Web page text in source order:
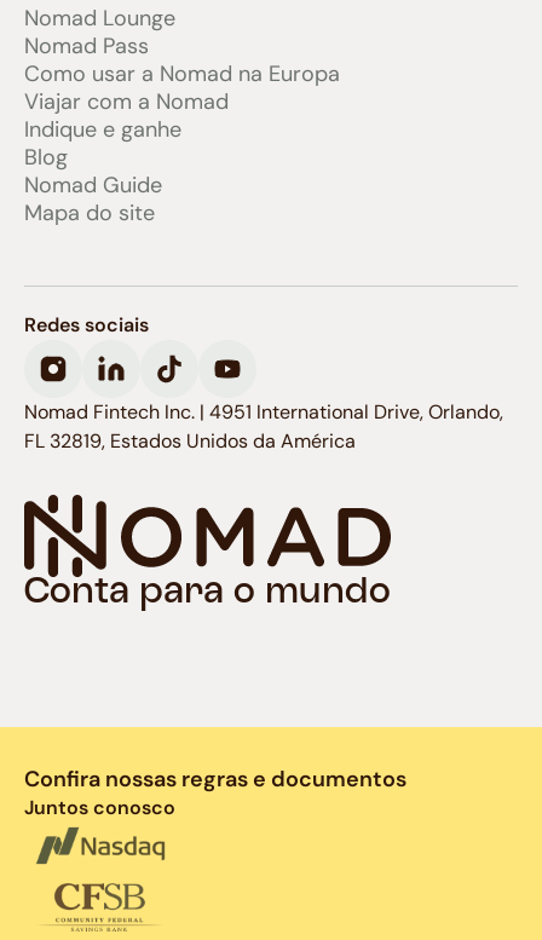
Nomad Lounge
Nomad Pass
Como usar a Nomad na Europa
Viajar com a Nomad
Indique e ganhe
Blog
Nomad Guide
Mapa do site
Conta para o mundo
Redes sociais
Nomad Fintech Inc. | 4951 International Drive, Orlando,
FL 32819, Estados Unidos da América
Confira nossas regras e documentos
Juntos conosco